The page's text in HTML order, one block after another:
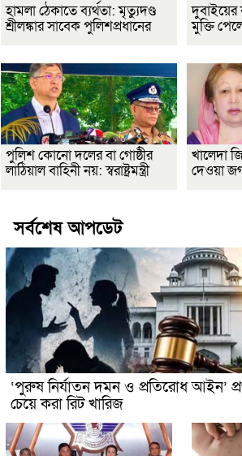
হামলা ঠেকাতে ব্যর্থতা: মৃত্যুদণ্ড
শ্রীলঙ্কার সাবেক পুলিশপ্রধানের
দুবাইয়ের
মুক্তি
পুলিশ কোনো দলের বা গোষ্ঠীর
লাঠিয়াল বাহিনী নয়: স্বরাষ্ট্রমন্ত্রী
খালেদা
দেওয়া
সর্বশেষ আপডেট
‘পুরুষ নির্যাতন দমন ও প্রতিরোধ আইন’
চেয়ে করা রিট খারিজ